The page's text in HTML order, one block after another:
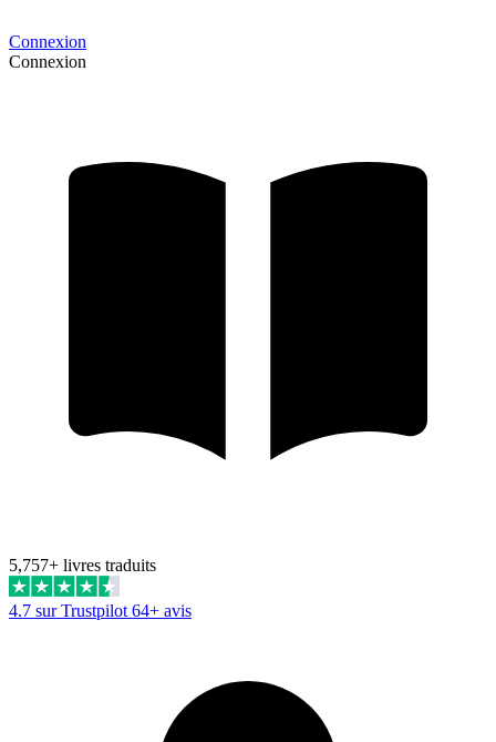
Connexion
Connexion
5,757+ livres traduits
4.7 sur Trustpilot 64+ avis